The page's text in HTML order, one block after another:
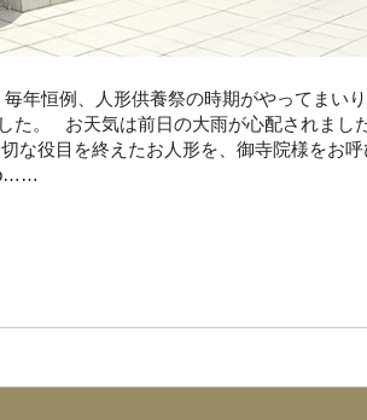
年恒例、人形供養祭の時期がやってまいり
た。 お天気は前日の大雨が心配されまし
な役目を終えたお人形を、御寺院様をお